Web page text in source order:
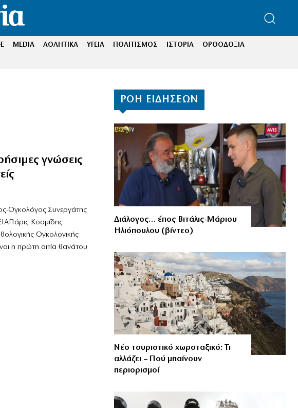
MEDIA ΑΘΛΗΤΙΚΑ ΥΓΕΙΑ ΠΟΛΙΤΙΣΜΟΣ ΙΣΤΟΡΙΑ
ΟΡΘΟΔΟΞΙΑ
γνώσεις
Ογκολόγος Συνεργάτης
Κοσμίδης
Ογκολογικής
η πρώτη αιτία θανάτου
ΡΟΗ ΕΙΔΗΣΕΩΝ
Διάλογος… έπος Βιτάλις-Μάριου
Ηλιόπουλου (βίντεο)
Νέο τουριστικό χωροταξικό: Τι
αλλάζει – Πού μπαίνουν
περιορισμοί